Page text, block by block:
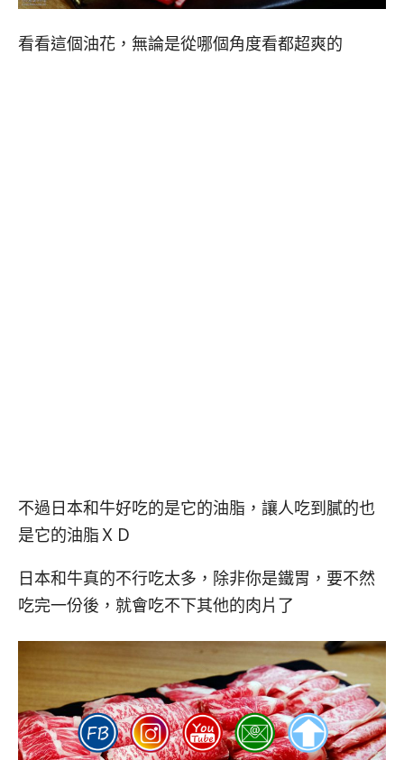
看看這個油花，無論是從哪個角度看都超爽的
不過日本和牛好吃的是它的油脂，讓人吃到膩的也
是它的油脂ＸＤ
日本和牛真的不行吃太多，除非你是鐵胃，要不然
吃完一份後，就會吃不下其他的肉片了